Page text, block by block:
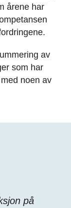
årene har
av
som har
noen av
på